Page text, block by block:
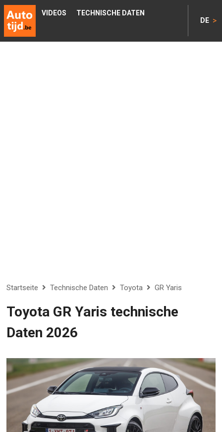
VIDEOS
TECHNISCHE DATEN
DE >
Startseite Technische Daten Toyota GR Yaris
Toyota GR Yaris technische
Daten 2026